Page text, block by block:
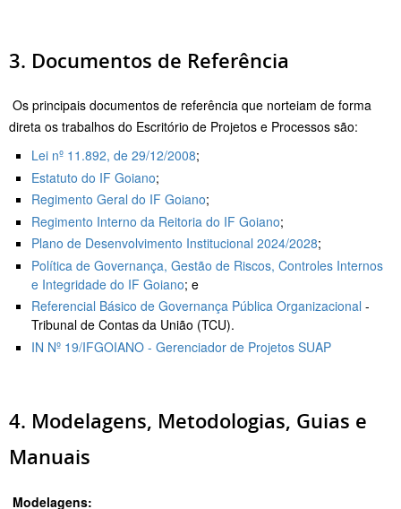
3. Documentos de Referência
Os principais documentos de referência que norteiam de forma
direta os trabalhos do Escritório de Projetos e Processos são:
Lei nº 11.892, de 29/12/2008;
Estatuto do IF Goiano;
Regimento Geral do IF Goiano;
Regimento Interno da Reitoria do IF Goiano;
Plano de Desenvolvimento Institucional 2024/2028;
Política de Governança, Gestão de Riscos, Controles Internos
e Integridade do IF Goiano; e
Referencial Básico de Governança Pública Organizacional -
Tribunal de Contas da União (TCU).
IN Nº 19/IFGOIANO - Gerenciador de Projetos SUAP
4. Modelagens, Metodologias, Guias e
Manuais
Modelagens: